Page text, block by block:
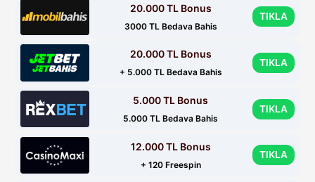
20.000 TL Bonus
3000 TL Bedava Bahis
TIKLA
20.000 TL Bonus
+ 5.000 TL Bedava Bahis
TIKLA
5.000 TL Bonus
5.000 TL Bedava Bahis
TIKLA
12.000 TL Bonus
+ 120 Freespin
TIKLA